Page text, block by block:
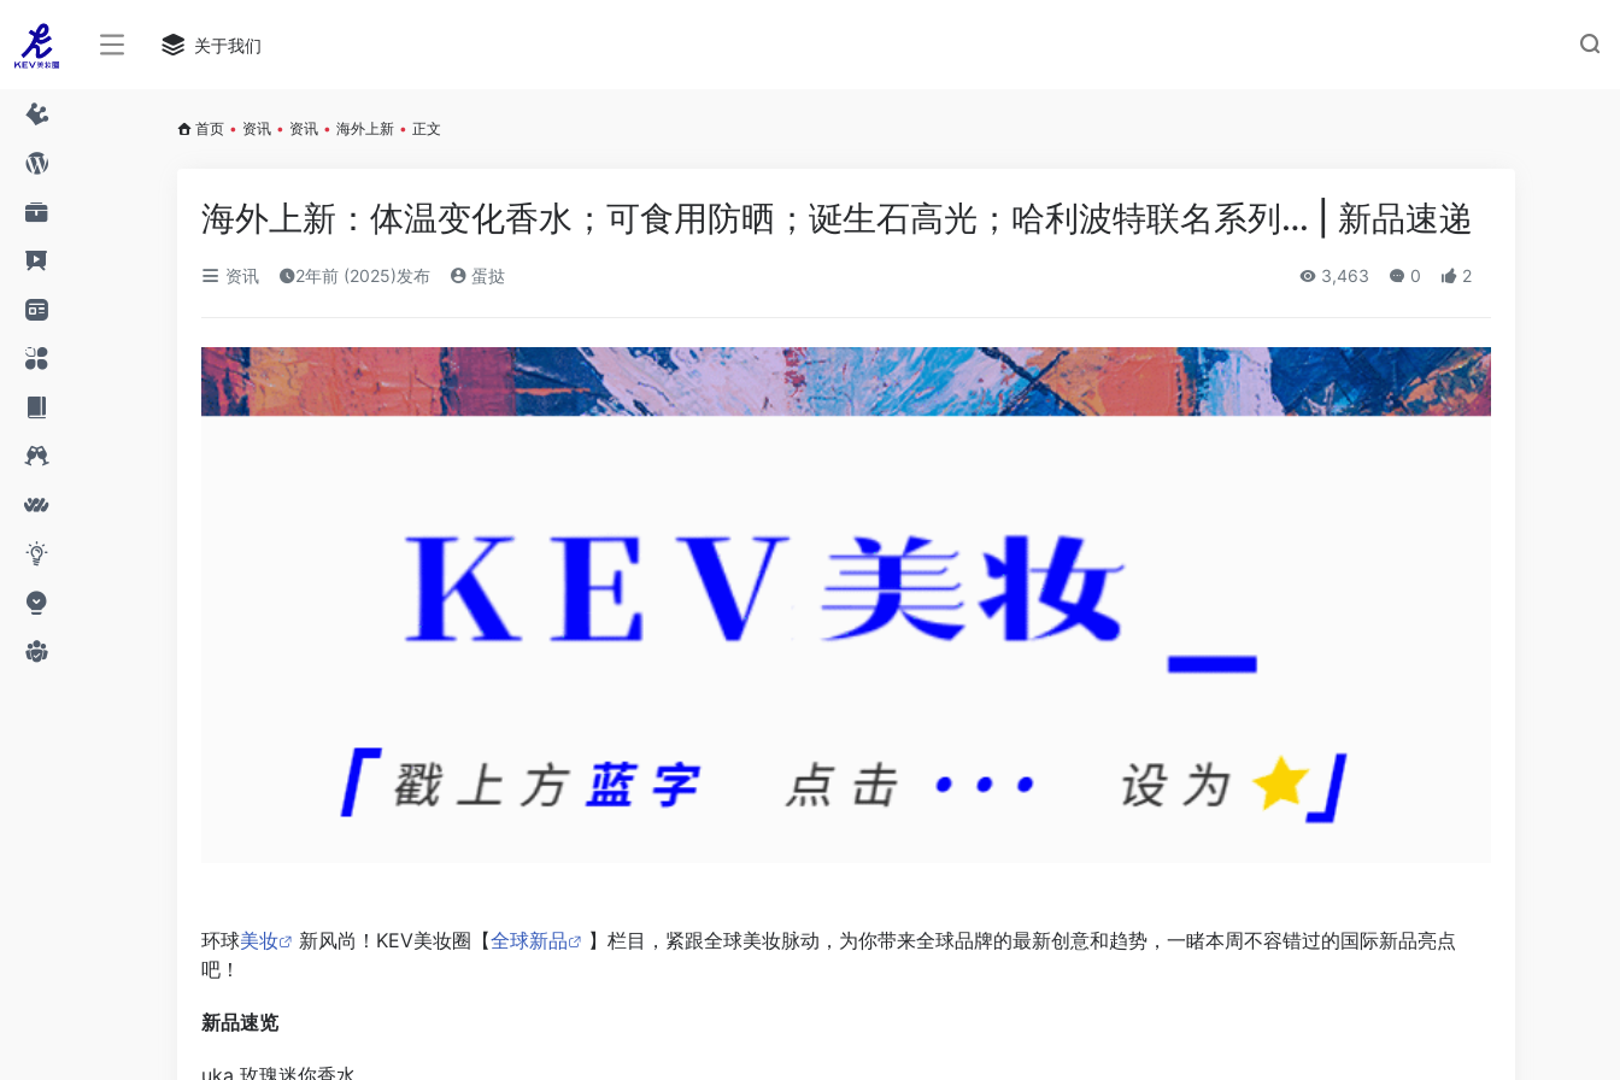
关于我们
首页 • 资讯 • 资讯 • 海外上新 • 正文
海外上新：体温变化香水；可食用防晒；诞生石高光；哈利波特联名系列… | 新品速递
资讯 2年前 (2025)发布 蛋挞 3,463 0 2
环球美妆 新风尚！KEV美妆圈【全球新品
】栏目，紧跟全球美妆脉动，为你带来全球品牌的最新创意和趋势，一睹本周不容错过的国际新品亮点
吧！
新品速览
uka 玫瑰迷你香水